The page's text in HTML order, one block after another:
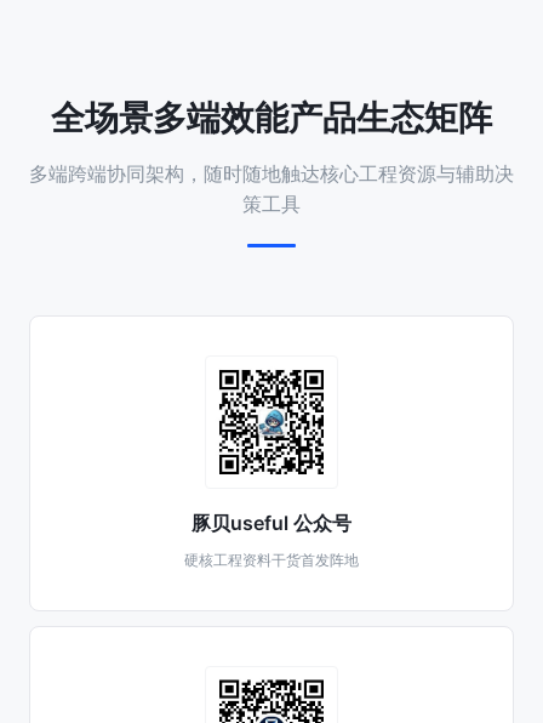
全场景多端效能产品生态矩阵
多端跨端协同架构，随时随地触达核心工程资源与辅助决
策工具
豚贝useful 公众号
硬核工程资料干货首发阵地